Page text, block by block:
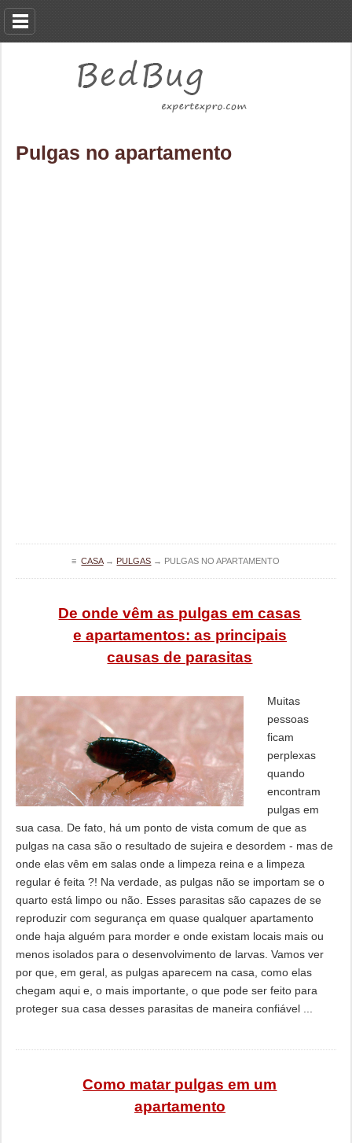
Pulgas no apartamento
≡CASA→ PULGAS → PULGAS NO APARTAMENTO
De onde vêm as pulgas em casas
e apartamentos: as principais
causas de parasitas
Muitas
pessoas
ficam
perplexas
quando
encontram
pulgas em
sua casa. De fato, há um ponto de vista comum de que as
pulgas na casa são o resultado de sujeira e desordem - mas de
onde elas vêm em salas onde a limpeza reina e a limpeza
regular é feita ?! Na verdade, as pulgas não se importam se o
quarto está limpo ou não. Esses parasitas são capazes de se
reproduzir com segurança em quase qualquer apartamento
onde haja alguém para morder e onde existam locais mais ou
menos isolados para o desenvolvimento de larvas. Vamos ver
por que, em geral, as pulgas aparecem na casa, como elas
chegam aqui e, o mais importante, o que pode ser feito para
proteger sua casa desses parasitas de maneira confiável ...
Como matar pulgas em um
apartamento